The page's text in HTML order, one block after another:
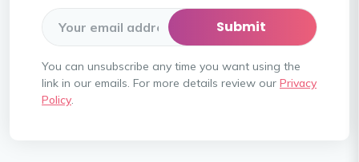
You can unsubscribe any time you want using the
link in our emails. For more details review our Privacy
Policy.